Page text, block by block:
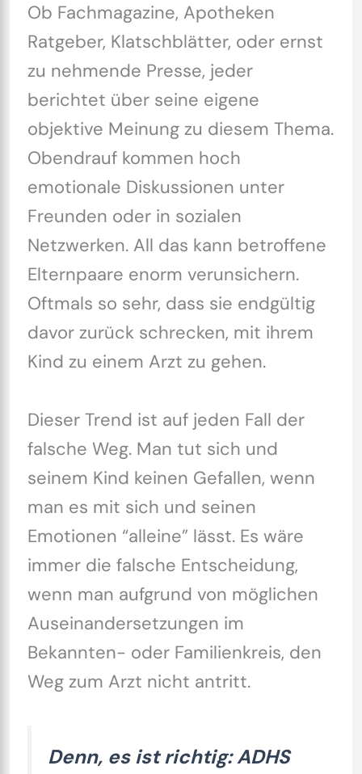
Ob Fachmagazine, Apotheken
Ratgeber, Klatschblätter, oder ernst
zu nehmende Presse, jeder
berichtet über seine eigene
objektive Meinung zu diesem Thema.
Obendrauf kommen hoch
emotionale Diskussionen unter
Freunden oder in sozialen
Netzwerken. All das kann betroffene
Elternpaare enorm verunsichern.
Oftmals so sehr, dass sie endgültig
davor zurück schrecken, mit ihrem
Kind zu einem Arzt zu gehen.
Dieser Trend ist auf jeden Fall der
falsche Weg. Man tut sich und
seinem Kind keinen Gefallen, wenn
man es mit sich und seinen
Emotionen “alleine” lässt. Es wäre
immer die falsche Entscheidung,
wenn man aufgrund von möglichen
Auseinandersetzungen im
Bekannten- oder Familienkreis, den
Weg zum Arzt nicht antritt.
Denn, es ist richtig: ADHS